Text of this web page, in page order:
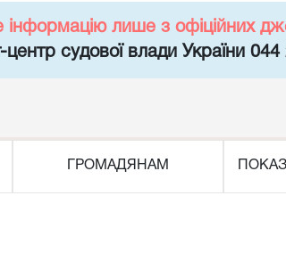
інформацію лише з офіційних
судової влади України
ГРОМАДЯНАМ